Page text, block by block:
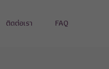
ติดต่อเรา FAQ